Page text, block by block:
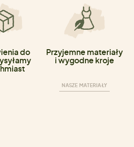
do
Przyjemne materiały
i wygodne kroje
NASZE MATERIAŁY